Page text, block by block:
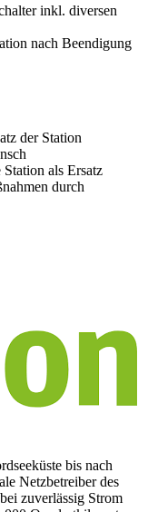
inkl. diversen
nach Beendigung
der Station
als Ersatz
durch
bis nach
Netzbetreiber des
zuverlässig Strom